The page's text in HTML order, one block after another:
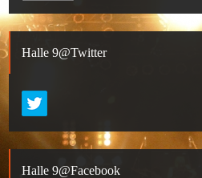
Halle 9@Twitter
Halle 9@Facebook